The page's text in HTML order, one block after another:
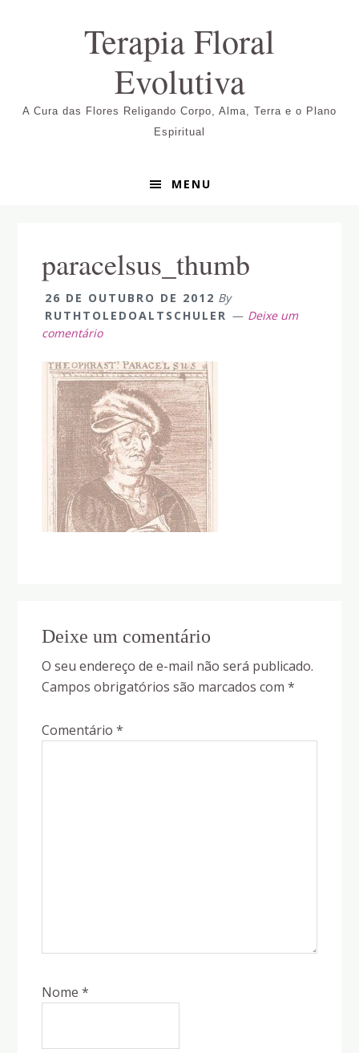
Terapia Floral
Evolutiva
A Cura das Flores Religando Corpo, Alma, Terra e o Plano
Espiritual
MENU
paracelsus_thumb
26 DE OUTUBRO DE 2012 By
RUTHTOLEDOALTSCHULER
Deixe um
comentário
Interactions
Deixe um comentário
O seu endereço de e-mail não será publicado.
Campos obrigatórios são marcados com*
Comentário*
Nome*